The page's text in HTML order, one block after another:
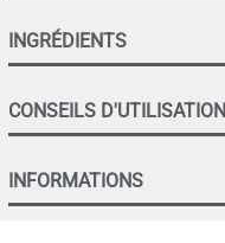
INGRÉDIENTS
CONSEILS D'UTILISATION
INFORMATIONS